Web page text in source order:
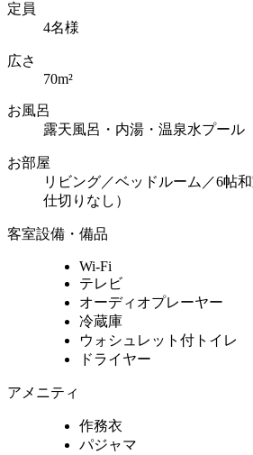
定員
4名様
広さ
70m²
お風呂
露天風呂・内湯・温泉水プール
お部屋
リビング／ベッドルーム／6帖
仕切りなし）
客室設備・備品
Wi-Fi
テレビ
オーディオプレーヤー
冷蔵庫
ウォシュレット付トイレ
ドライヤー
アメニティ
作務衣
パジャマ